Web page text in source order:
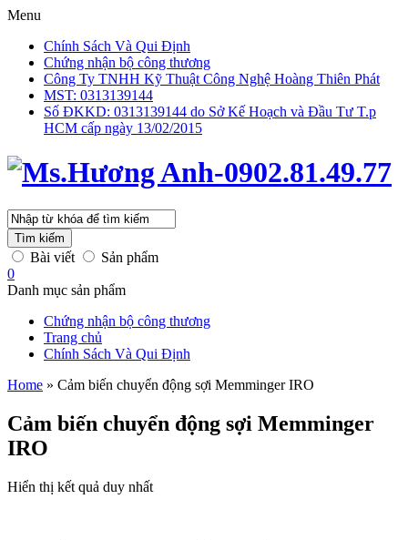
Menu
Chính Sách Và Qui Định
Chứng nhận bộ công thương
Công Ty TNHH Kỹ Thuật Công Nghệ Hoàng Thiên Phát
MST: 0313139144
Số ĐKKD: 0313139144 do Sở Kế Hoạch và Đầu Tư T.p
HCM cấp ngày 13/02/2015
Tìm kiếm
Bài viết
Sản phẩm
0
Danh mục sản phẩm
Chứng nhận bộ công thương
Trang chủ
Chính Sách Và Qui Định
Home » Cảm biến chuyển động sợi Memminger IRO
Cảm biến chuyển động sợi Memminger
IRO
Hiển thị kết quả duy nhất